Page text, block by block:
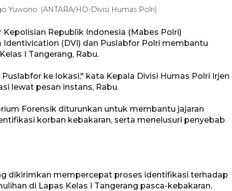
Yuwono. (ANTARA/HO-Divisi Humas Polri)
Kepolisian Republik Indonesia (Mabes Polri)
(DVI) dan Puslabfor Polri membantu
I Tangerang, Rabu.
ke lokasi," kata Kepala Divisi Humas Polri Irjen
lewat pesan instans, Rabu.
Forensik diturunkan untuk membantu jajaran
korban kebakaran, serta menelusuri penyebab
dikirimkan mempercepat proses identifikasi terhadap
di Lapas Kelas I Tangerang pasca-kebakaran.